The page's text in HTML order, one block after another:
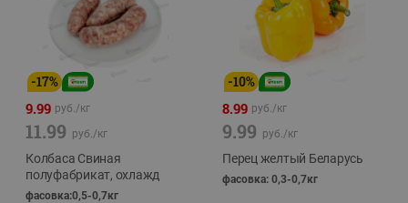
-17%
9.99 руб./кг
11.99 руб./кг
Колбаса Свиная
полуфабрикат, охлажд
фасовка:0,5-0,7кг
-10%
8.99 руб./кг
9.99 руб./кг
Перец желтый Беларусь
фасовка: 0,3-0,7кг